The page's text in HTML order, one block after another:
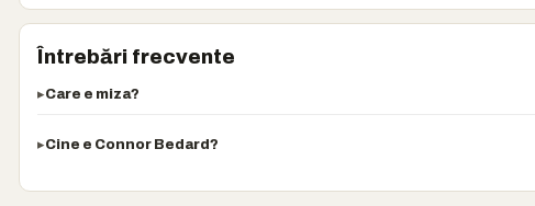
Întrebări frecvente
Care e miza?
Cine e Connor Bedard?